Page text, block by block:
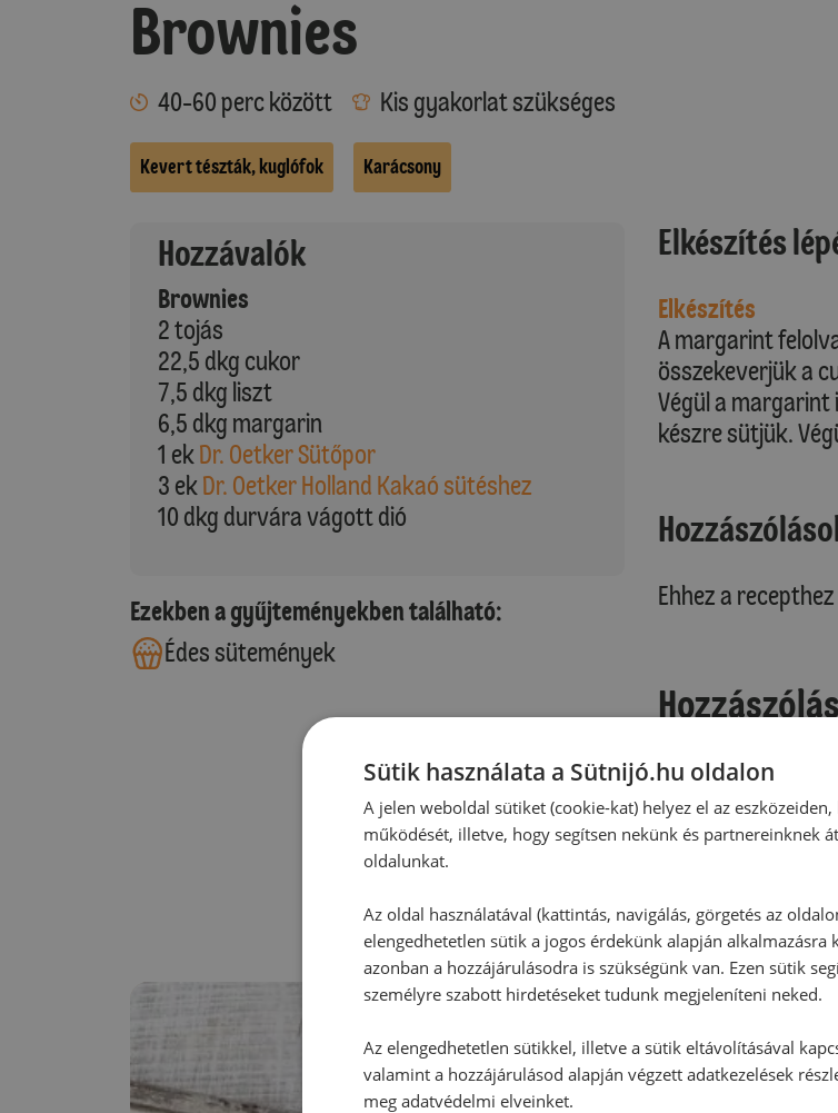
Brownies
40-60 perc között Kis gyakorlat szükséges
Kevert tészták, kuglófok Karácsony
Hozzávalók
Brownies
2 tojás
22,5 dkg cukor
7,5 dkg liszt
6,5 dkg margarin
1 ekDr. Oetker Sütőpor
3 ekDr. Oetker Holland Kakaó sütéshez
10 dkg durvára vágott dió
Ezekben a gyűjteményekben található:
Édes sütemények
Elkészítés
Elkészítés
A margarint
összekeverjük a
Végül a
készre sütjük.
Ehhez a
Vélemény
Sütik használata a Sütnijó.hu oldalon
A jelen weboldal sütiket (cookie-kat) helyez el az
működését, illetve, hogy segítsen nekünk és partnereinknek
oldalunkat.
Az oldal használatával (kattintás, navigálás, görgetés az
elengedhetetlen sütik a jogos érdekünk alapján alkalmazásra
azonban a hozzájárulásodra is szükségünk van. Ezen sütik
személyre szabott hirdetéseket tudunk megjeleníteni neked.
Az elengedhetetlen sütikkel, illetve a sütik eltávolításával
valamint a hozzájárulásod alapján végzett adatkezelések
meg adatvédelmi elveinket.